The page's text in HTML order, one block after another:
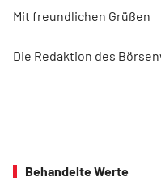
Mit freundlichen Grüßen
Die Redaktion des
Behandelte Werte